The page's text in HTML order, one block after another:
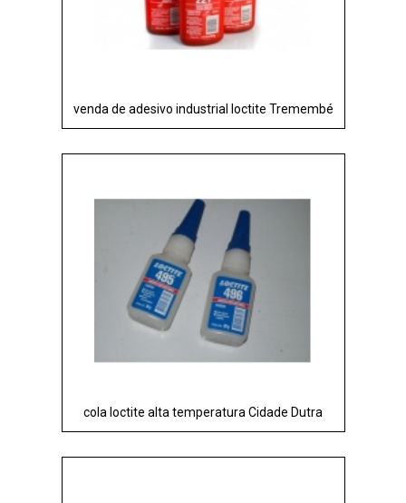
venda de adesivo industrial loctite Tremembé
cola loctite alta temperatura Cidade Dutra